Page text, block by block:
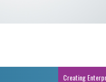
Creating